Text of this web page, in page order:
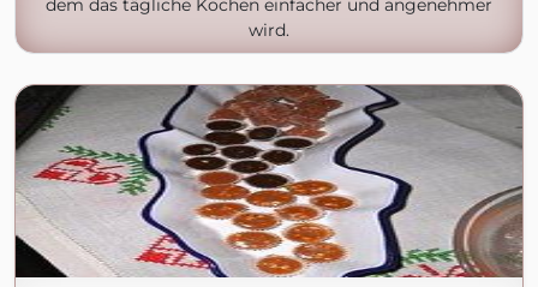
dem das tägliche Kochen einfacher und angenehmer
wird.